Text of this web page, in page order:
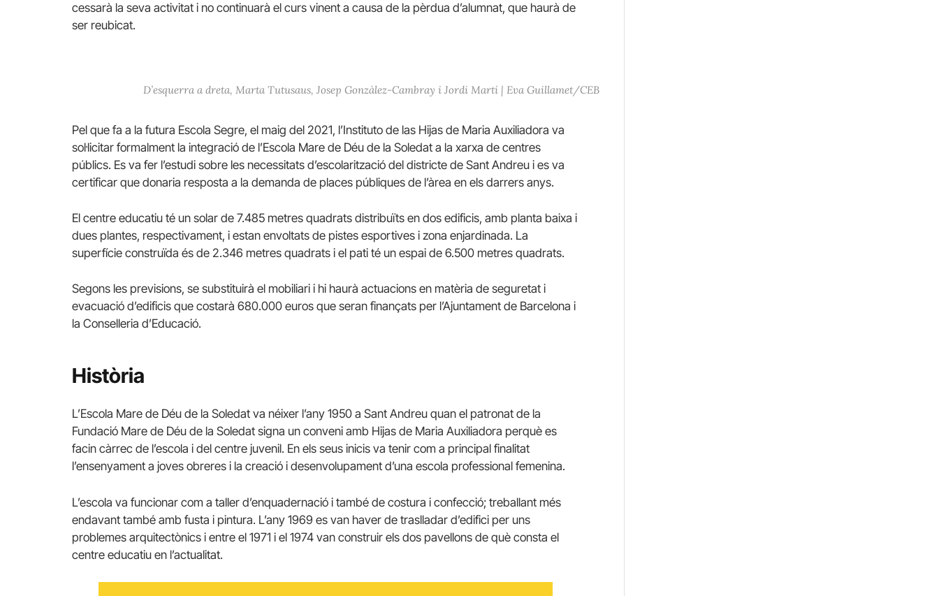
cessarà la seva activitat i no continuarà el curs vinent a causa de la pèrdua d’alumnat, que haurà de
ser reubicat.
D’esquerra a dreta, Marta Tutusaus, Josep Gonzàlez-Cambray i Jordi Martí | Eva Guillamet/CEB
Pel que fa a la futura Escola Segre, el maig del 2021, l’Instituto de las Hijas de Maria Auxiliadora va
sol·licitar formalment la integració de l’Escola Mare de Déu de la Soledat a la xarxa de centres
públics. Es va fer l’estudi sobre les necessitats d’escolarització del districte de Sant Andreu i es va
certificar que donaria resposta a la demanda de places públiques de l’àrea en els darrers anys.
El centre educatiu té un solar de 7.485 metres quadrats distribuïts en dos edificis, amb planta baixa i
dues plantes, respectivament, i estan envoltats de pistes esportives i zona enjardinada. La
superfície construïda és de 2.346 metres quadrats i el pati té un espai de 6.500 metres quadrats.
Segons les previsions, se substituirà el mobiliari i hi haurà actuacions en matèria de seguretat i
evacuació d’edificis que costarà 680.000 euros que seran finançats per l’Ajuntament de Barcelona i
la Conselleria d’Educació.
Història
L’Escola Mare de Déu de la Soledat va néixer l’any 1950 a Sant Andreu quan el patronat de la
Fundació Mare de Déu de la Soledat signa un conveni amb Hijas de Maria Auxiliadora perquè es
facin càrrec de l’escola i del centre juvenil. En els seus inicis va tenir com a principal finalitat
l’ensenyament a joves obreres i la creació i desenvolupament d’una escola professional femenina.
L’escola va funcionar com a taller d’enquadernació i també de costura i confecció; treballant més
endavant també amb fusta i pintura. L’any 1969 es van haver de traslladar d’edifici per uns
problemes arquitectònics i entre el 1971 i el 1974 van construir els dos pavellons de què consta el
centre educatiu en l’actualitat.